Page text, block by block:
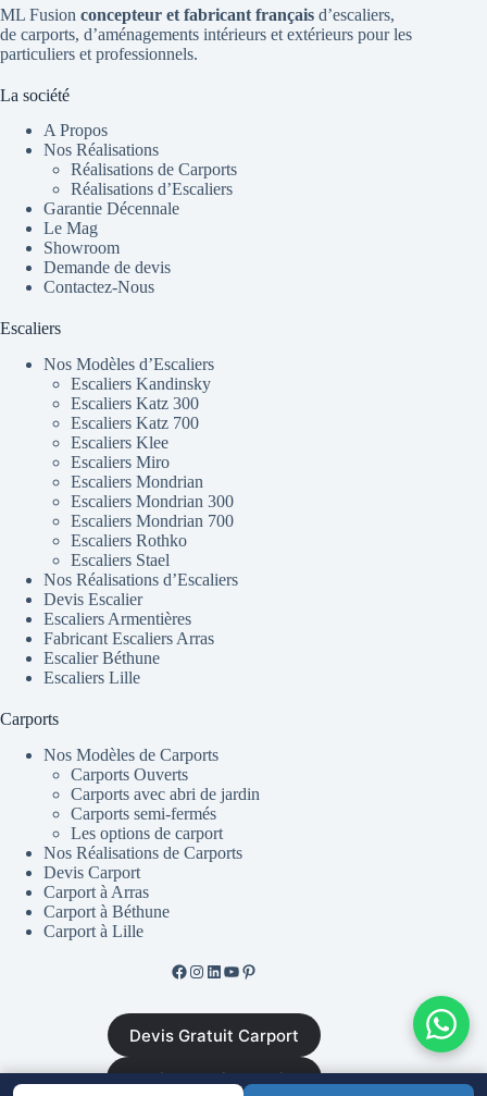
ML Fusion concepteur et fabricant français d’escaliers,
de carports, d’aménagements intérieurs et extérieurs pour les
particuliers et professionnels.
La société
A Propos
Nos Réalisations
Réalisations de Carports
Réalisations d’Escaliers
Garantie Décennale
Le Mag
Showroom
Demande de devis
Contactez-Nous
Escaliers
Nos Modèles d’Escaliers
Escaliers Kandinsky
Escaliers Katz 300
Escaliers Katz 700
Escaliers Klee
Escaliers Miro
Escaliers Mondrian
Escaliers Mondrian 300
Escaliers Mondrian 700
Escaliers Rothko
Escaliers Stael
Nos Réalisations d’Escaliers
Devis Escalier
Escaliers Armentières
Fabricant Escaliers Arras
Escalier Béthune
Escaliers Lille
Carports
Nos Modèles de Carports
Carports Ouverts
Carports avec abri de jardin
Carports semi-fermés
Les options de carport
Nos Réalisations de Carports
Devis Carport
Carport à Arras
Carport à Béthune
Carport à Lille
Facebook de ML Fusion
Instgram
LinkedIn
YouTube
Pinterest
Devis Gratuit Carport
Devis Gratuit Escalier